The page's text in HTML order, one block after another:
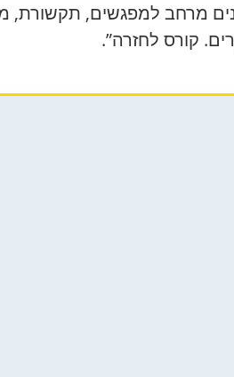
מרחב למפגשים, תקשורת,
קורס לחזרה”.